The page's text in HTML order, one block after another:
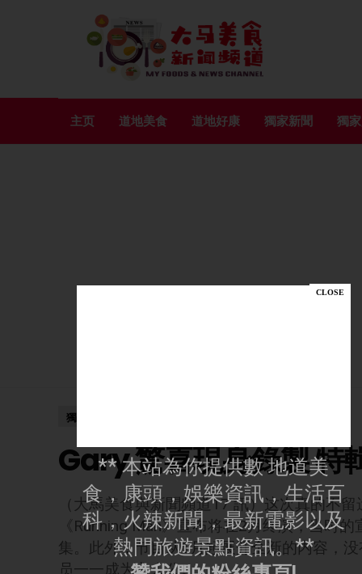
主页 道地美食 道地好康 獨家新聞 獨
獨家新聞
Gary 驚喜現身錄製 特
（大馬美食與新聞頻道17 訊）这次真的不
《Running Man》宣布将在2月终演，当时
集。此外，节目从1月起展开全新的内容，
员一一成为主人公。
** 本站為你提供數 地道美
食，康頭，娛樂資訊，生活百
科，火辣新聞，最新電影以及
熱門旅遊景點資訊。**